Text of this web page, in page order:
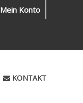
Mein Konto
KONTAKT